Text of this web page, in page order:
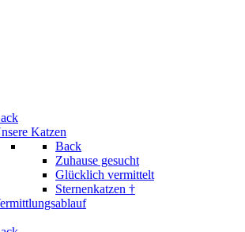
Katzen
Back
Zuhause gesucht
Glücklich vermittelt
Sternenkatzen †